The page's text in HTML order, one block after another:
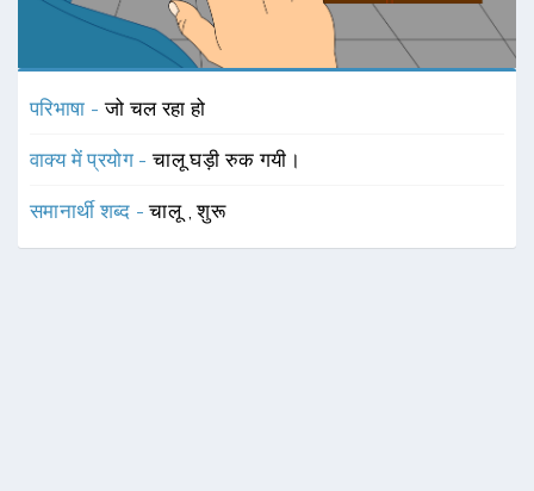
परिभाषा -जो चल रहा हो
वाक्य में प्रयोग -चालू घड़ी रुक गयी।
समानार्थी शब्द -चालू ,शुरू